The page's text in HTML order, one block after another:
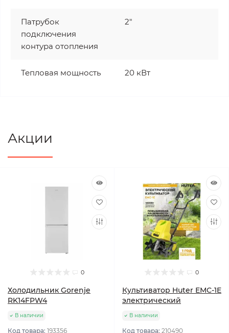
Патрубок
подключения
контура отопления
2"
Тепловая мощность 20 кВт
Акции
0
Холодильник Gorenje
RK14FPW4
В наличии
Код товара: 193356
0
Культиватор Huter ЕМС-1E
электрический
В наличии
Код товара: 210490